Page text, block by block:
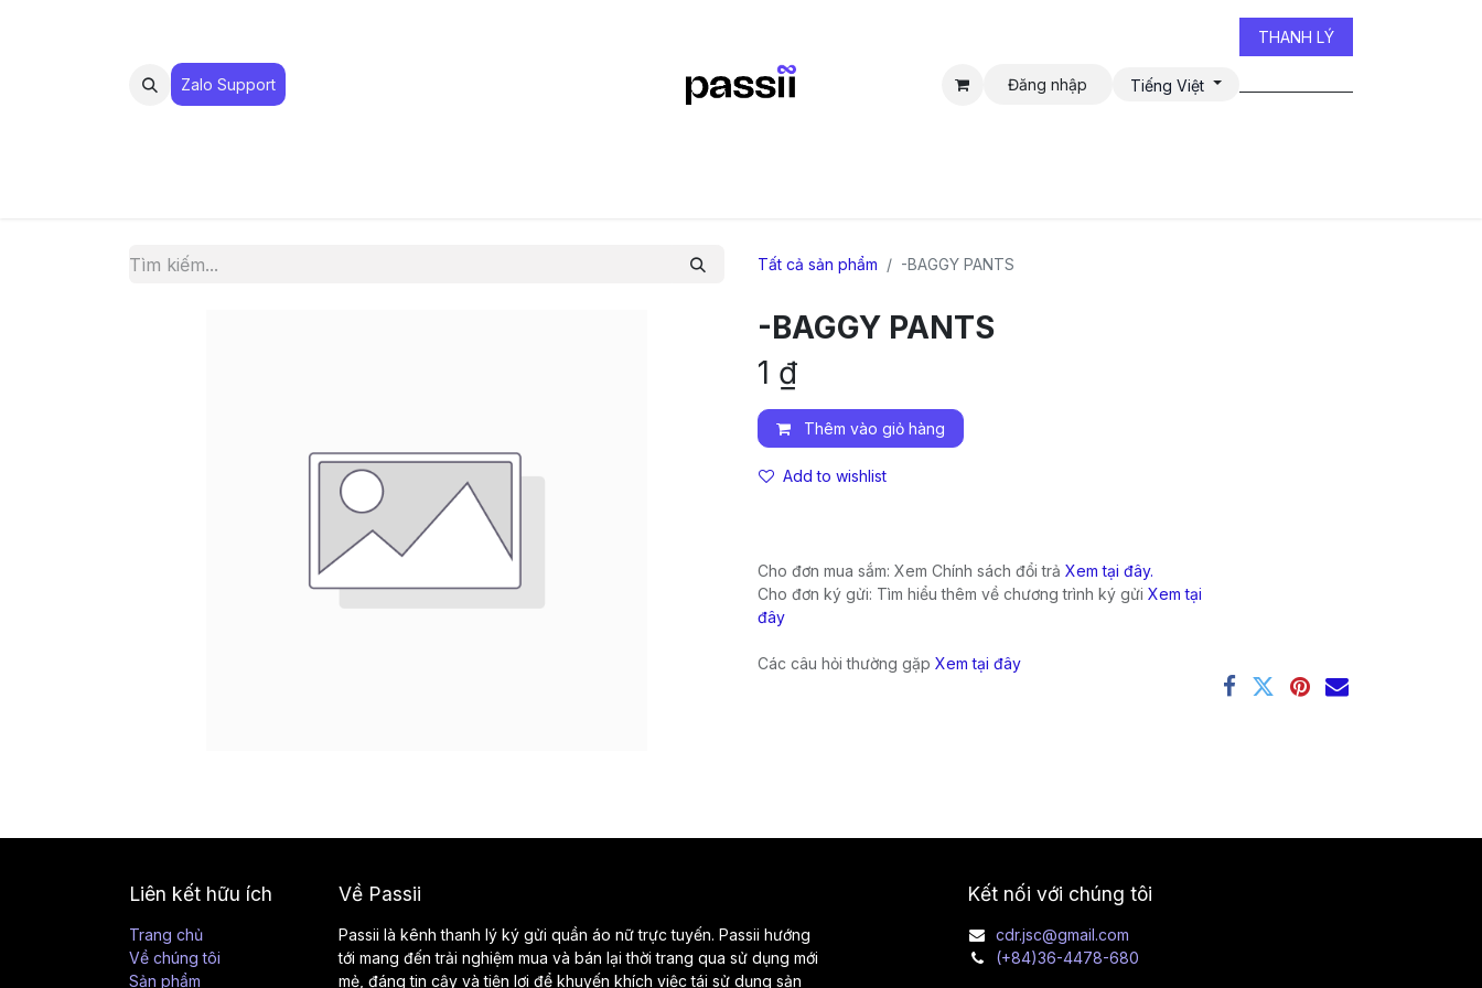
Zalo Suppo​​​​​​rt Đăng nhập Tiếng Việt
THANH LÝ
Tất cả sản phẩm -BAGGY PANTS
-BAGGY PANTS
1 ₫
Thêm vào giỏ hàng
Add to wishlist
Cho đơn mua sắm: Xem Chính sách đổi trả Xem tại đây.
Cho đơn ký gửi: Tìm hiểu thêm về chương trình ký gửi Xem tại
đây
Các câu hỏi thường gặp Xem tại đây
Liên kết hữu ích
Trang chủ
Về chúng tôi
Sản phẩm
Về Passii
Passii là kênh thanh lý ký gửi quần áo nữ trực tuyến. Passii hướng
tới mang đến trải nghiệm mua và bán lại thời trang qua sử dụng mới
mẻ, đáng tin cậy và tiện lợi để khuyến khích việc tái sử dụng sản
Kết nối với chúng tôi
cdr.jsc@gmail.com
(+84)36-4478-680